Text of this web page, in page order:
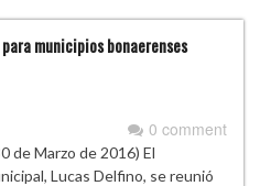
municipios bonaerenses
0 comment
de Marzo de 2016) El
Lucas Delfino, se reunió